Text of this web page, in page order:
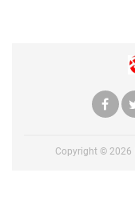
Copyright © 2026